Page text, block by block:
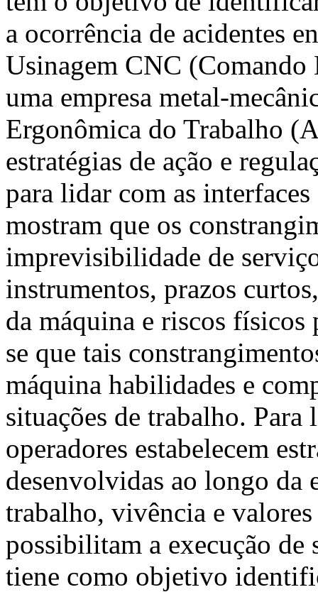
a ocorrência de acidentes
Usinagem CNC
uma empresa metal-
Ergonômica do Trabalho
estratégias de ação e
para lidar com as
mostram que os
imprevisibilidade de
instrumentos, prazos
da máquina e riscos físicos
se que tais
máquina habilidades e
situações de trabalho. Para
operadores estabelecem
desenvolvidas ao longo da
trabalho, vivência e
possibilitam a execução
tiene como objetivo